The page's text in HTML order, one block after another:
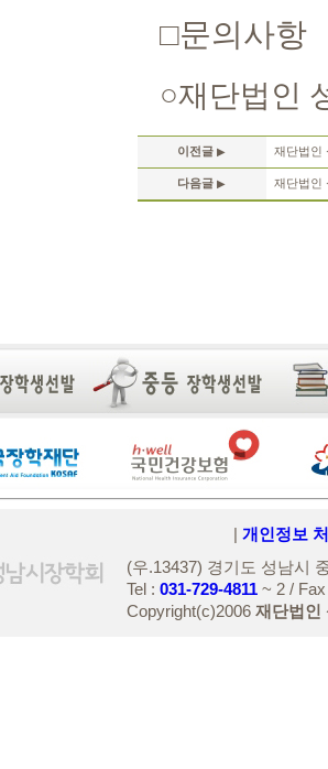
□문의사항
○재단법인
이전글 ▶ 재단법인
다음글 ▶ 재단법인
개인정보
(우.13437) 경기도 성남시
Tel :031-729-4811 ~ 2 /
Copyright(c)2006재단법인